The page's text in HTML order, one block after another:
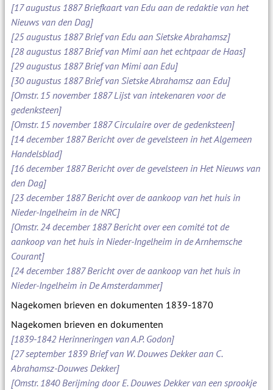
[17 augustus 1887 Briefkaart van Edu aan de redaktie van het
Nieuws van den Dag]
[25 augustus 1887 Brief van Edu aan Sietske Abrahamsz]
[28 augustus 1887 Brief van Mimi aan het echtpaar de Haas]
[29 augustus 1887 Brief van Mimi aan Edu]
[30 augustus 1887 Brief van Sietske Abrahamsz aan Edu]
[Omstr. 15 november 1887 Lijst van intekenaren voor de
gedenksteen]
[Omstr. 15 november 1887 Circulaire over de gedenksteen]
[14 december 1887 Bericht over de gevelsteen in het Algemeen
Handelsblad]
[16 december 1887 Bericht over de gevelsteen in Het Nieuws van
den Dag]
[23 december 1887 Bericht over de aankoop van het huis in
Nieder-Ingelheim in de NRC]
[Omstr. 24 december 1887 Bericht over een comité tot de
aankoop van het huis in Nieder-Ingelheim in de Arnhemsche
Courant]
[24 december 1887 Bericht over de aankoop van het huis in
Nieder-Ingelheim in De Amsterdammer]
Nagekomen brieven en dokumenten 1839-1870
Nagekomen brieven en dokumenten
[1839-1842 Herinneringen van A.P. Godon]
[27 september 1839 Brief van W. Douwes Dekker aan C.
Abrahamsz-Douwes Dekker]
[Omstr. 1840 Berijming door E. Douwes Dekker van een sprookje